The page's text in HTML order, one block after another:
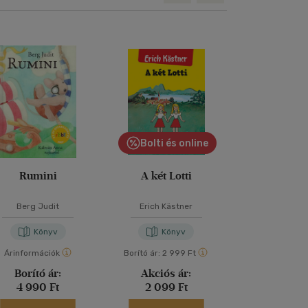
Rumini
Berg Judit
Könyv
Árinformációk
Borító ár:
4 990 Ft
Bolti és online
A két Lotti
Erich Kästner
Könyv
Borító ár: 2 999 Ft
Akciós ár:
2 099 Ft